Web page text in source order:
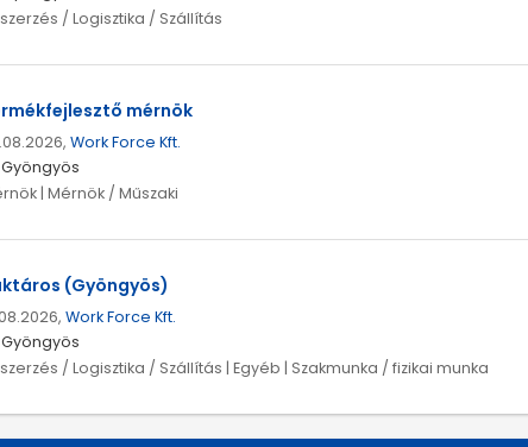
/ Logisztika / Szállítás
mérnök
Work Force Kft.
Gyöngyös
| Mérnök / Műszaki
(Gyöngyös)
Work Force Kft.
Gyöngyös
/ Logisztika / Szállítás | Egyéb | Szakmunka / fizikai munka